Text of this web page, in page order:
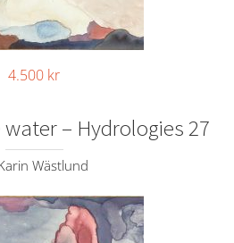
4.500 kr
– Hydrologies 27
Wästlund